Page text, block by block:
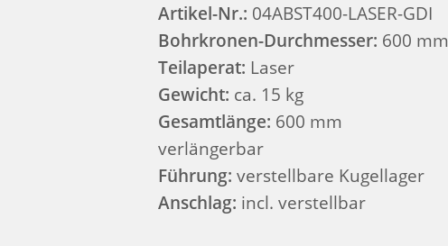
Artikel-Nr.: 04ABST400-LASER-GDI
Bohrkronen-Durchmesser: 600 mm
Teilaperat: Laser
Gewicht: ca. 15 kg
Gesamtlänge: 600 mm
verlängerbar
Führung: verstellbare Kugellager
Anschlag: incl. verstellbar